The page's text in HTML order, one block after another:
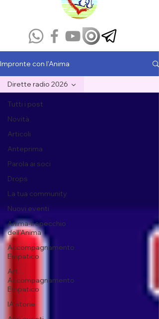
Impronte con l'Anima
Tutti i post
Novità
Articoli
Anteprima
Parola ai soci
Drops
La tua community
Nuovi eventi
Anima-li specchio
dell'Anima
Accompagnamento
Empatico
Art.
Accompagnamento
Empatico
IA storie
Dirette radio 2026